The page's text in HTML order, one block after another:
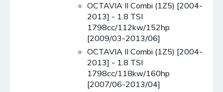
OCTAVIA II Combi (1Z5) [2004-
2013] - 1.8 TSI
1798cc/112kw/152hp
[2009/03-2013/06]
OCTAVIA II Combi (1Z5) [2004-
2013] - 1.8 TSI
1798cc/118kw/160hp
[2007/06-2013/04]